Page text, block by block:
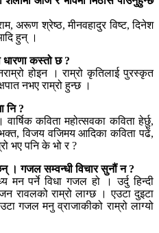
अरूण श्रेष्ठ, मीनवहादुर विष्ट, दिनेश
हुन् ।
धारणा कस्तो छ ?
होइन । राम्रो कृतिलाई पुरस्कृत
नभए राम्रो हुन्छ ।
नि ?
कविता महोत्सवका कविता हेर्छु,
विजय वजिमय आदिका कविता पढें,
भए पनि के भो र ?
गजल सम्वन्धी विचार सुनौं न ?
पर्ने विधा गजल हो । उर्दु हिन्दी
राम्रो लाग्छ । एउटा दुइटा
गजल मनु व्राजाकीको राम्रो लाग्यो